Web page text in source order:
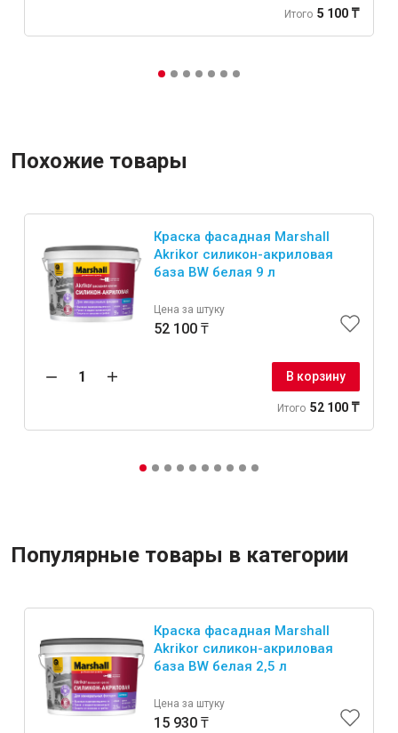
Итого 5 100 ₸
Похожие товары
Краска фасадная Marshall
Akrikor силикон-акриловая
база BW белая 9 л
Цена за штуку
52 100 ₸
В корзину
Итого 52 100 ₸
Популярные товары в категории
Краска фасадная Marshall
Akrikor силикон-акриловая
база BW белая 2,5 л
Цена за штуку
15 930 ₸